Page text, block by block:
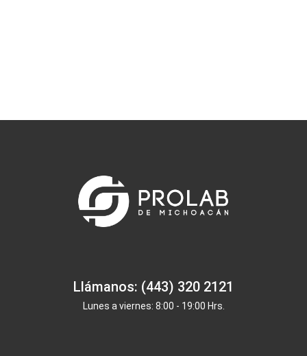
Llámanos: (443) 320 2121
Lunes a viernes: 8:00 - 19:00 Hrs.